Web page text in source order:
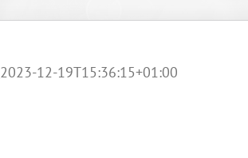
2023-12-19T15:36:15+01:00